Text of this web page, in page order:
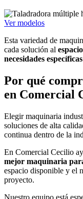
Ver modelos
Esta variedad de
cada solución al
necesidades específicas
Por qué
en Comercial
Elegir maquinaria
soluciones de alta
continua dentro de la
En Comercial Cecilio
mejor maquinaria
espacio disponible y el
proyecto.
Nuestro equipo está